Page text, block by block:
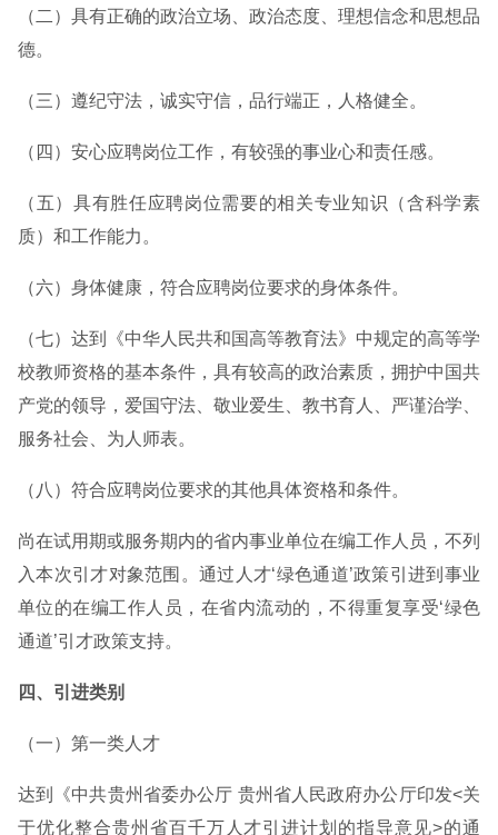
（二）具有正确的政治立场、政治态度、理想信念和思想品
德。
（三）遵纪守法，诚实守信，品行端正，人格健全。
（四）安心应聘岗位工作，有较强的事业心和责任感。
（五）具有胜任应聘岗位需要的相关专业知识（含科学素
质）和工作能力。
（六）身体健康，符合应聘岗位要求的身体条件。
（七）达到《中华人民共和国高等教育法》中规定的高等学
校教师资格的基本条件，具有较高的政治素质，拥护中国共
产党的领导，爱国守法、敬业爱生、教书育人、严谨治学、
服务社会、为人师表。
（八）符合应聘岗位要求的其他具体资格和条件。
尚在试用期或服务期内的省内事业单位在编工作人员，不列
入本次引才对象范围。通过人才‘绿色通道’政策引进到事业
单位的在编工作人员，在省内流动的，不得重复享受‘绿色
通道’引才政策支持。
四、引进类别
（一）第一类人才
达到《中共贵州省委办公厅 贵州省人民政府办公厅印发<关
于优化整合贵州省百千万人才引进计划的指导意见>的通